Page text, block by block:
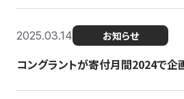
2025.03.14 お知らせ
コングラントが寄付月間2024で企